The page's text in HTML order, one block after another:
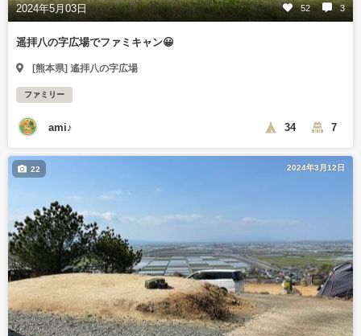
2024年5月03日 52 3
遥拝八の字広場でファミキャン😀
[熊本県] 遙拝八の字広場
ファミリー
ami♪ 34 7
2024年3月12日
22